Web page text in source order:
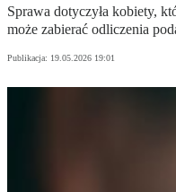
Sprawa dotyczyła kobiety,
może zabierać odliczenia
Publikacja: 19.05.2026 19:01